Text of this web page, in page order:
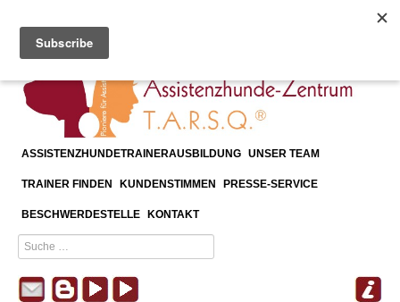
ASSISTENZHUNDETRAINERAUSBILDUNG UNSER TEAM
TRAINER FINDEN KUNDENSTIMMEN PRESSE-SERVICE
BESCHWERDESTELLE KONTAKT
≡